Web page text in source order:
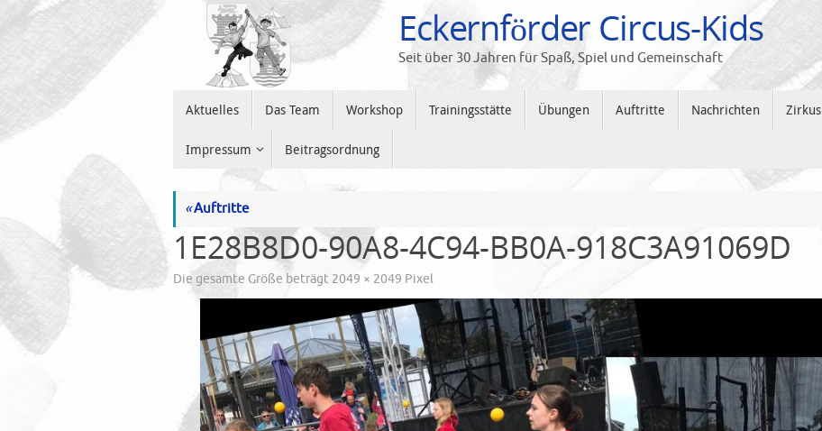
Eckernförder Circus-Kids
Seit über 30 Jahren für Spaß, Spiel und Gemeinschaft
Inhalt
Aktuelles Das Team Workshop Trainingsstätte Übungen Auftritte Nachrichten Zirkus
Impressum Beitragsordnung
«Auftritte
1E28B8D0-90A8-4C94-BB0A-918C3A91069D
Die gesamte Größe beträgt 2049 × 2049 Pixel